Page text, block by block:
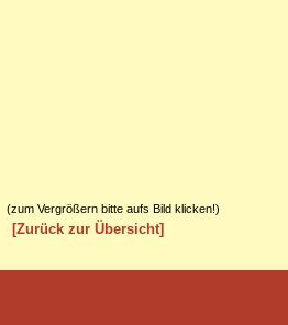
(zum Vergrößern bitte aufs Bild klicken!)
[Zurück zur Übersicht]